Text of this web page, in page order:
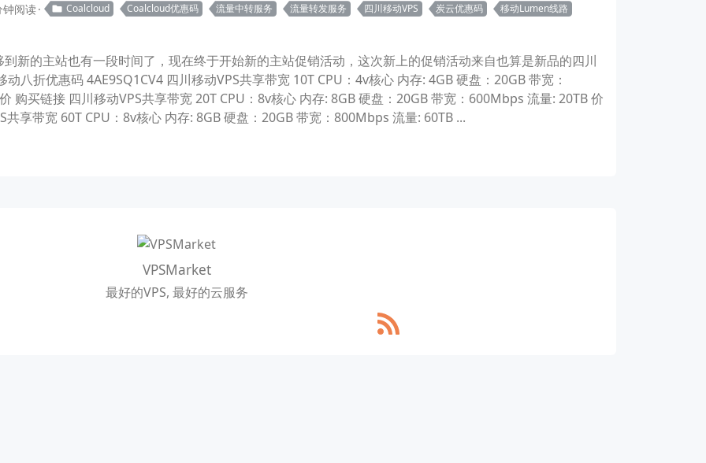
钟阅读 Coalcloud Coalcloud优惠码 流量中转服务 流量转发服务 四川移动VPS 炭云优惠码 移动Lumen线路
新的主站也有一段时间了，现在终于开始新的主站促销活动，这次新上的促销活动来自也算是新品的四川
八折优惠码 4AE9SQ1CV4 四川移动VPS共享带宽 10T CPU：4v核心 内存: 4GB 硬盘：20GB 带宽：
购买链接 四川移动VPS共享带宽 20T CPU：8v核心 内存: 8GB 硬盘：20GB 带宽：600Mbps 流量: 20TB 价
享带宽 60T CPU：8v核心 内存: 8GB 硬盘：20GB 带宽：800Mbps 流量: 60TB ...
VPSMarket
最好的VPS, 最好的云服务